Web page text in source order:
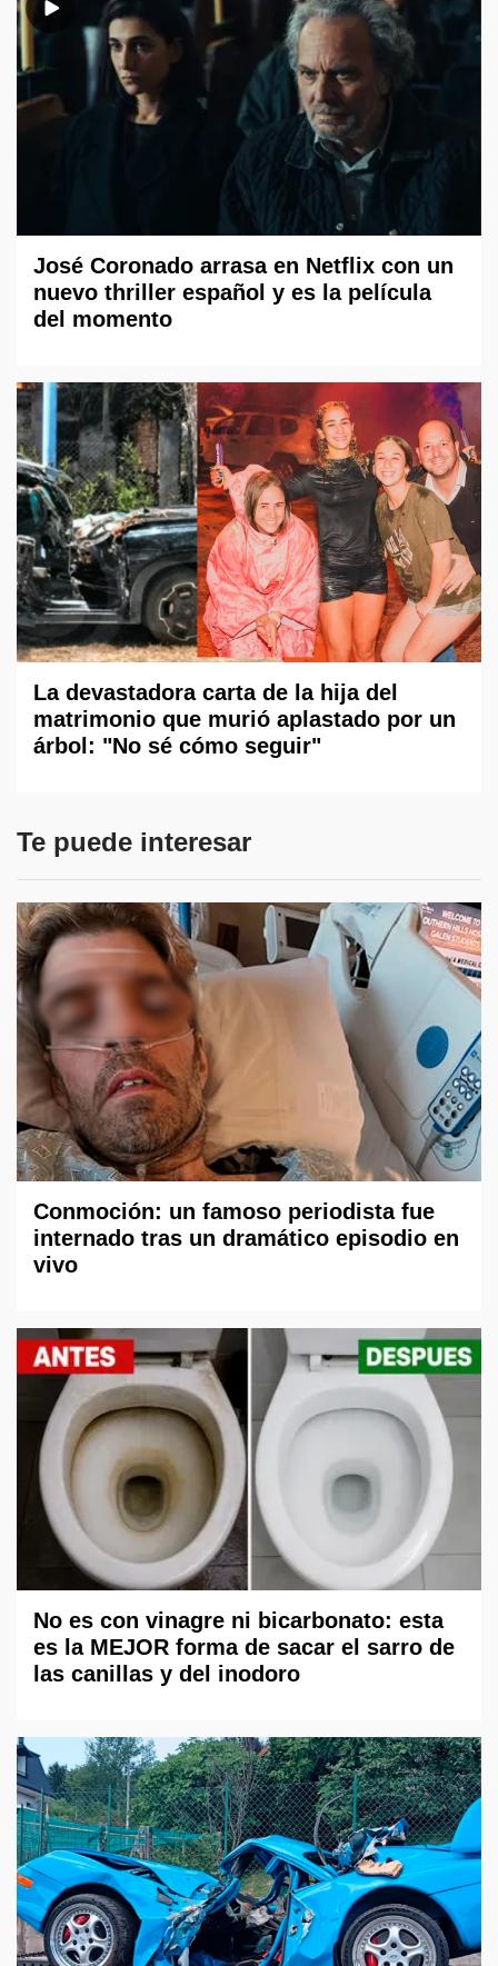
José Coronado arrasa en Netflix con un
nuevo thriller español y es la película
del momento
La devastadora carta de la hija del
matrimonio que murió aplastado por un
árbol: "No sé cómo seguir"
Te puede interesar
Conmoción: un famoso periodista fue
internado tras un dramático episodio en
vivo
No es con vinagre ni bicarbonato: esta
es la MEJOR forma de sacar el sarro de
las canillas y del inodoro